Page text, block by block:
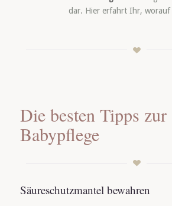
dar. Hier erfahrt Ihr, worauf
Die besten Tipps zur
Babypflege
Säureschutzmantel bewahren